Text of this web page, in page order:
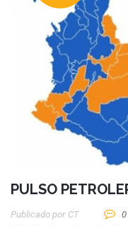
PULSO
Publicado por CT 0